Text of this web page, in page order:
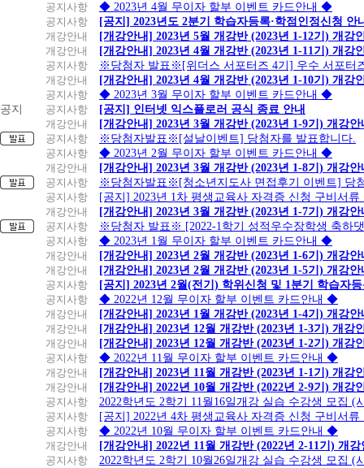
공지사항
◆ 2023년 4월 무이자 할부 이벤트 카드안내 ◆
공지사항
[공지] 2023년도 2분기 학습자등록·학점인정신청 안
개강안내
[개강안내] 2023년 5월 개강반 (2023년 1-12기) 개강
개강안내
[개강안내] 2023년 4월 개강반 (2023년 1-11기) 개강
공지사항
※당첨자 발표※[위더스 서포터즈 4기] 우수 서포터
개강안내
[개강안내] 2023년 4월 개강반 (2023년 1-10기) 개강
공지사항
◆ 2023년 3월 무이자 할부 이벤트 카드안내 ◆
공지
공지사항
[공지] 인터넷 익스플로러 공식 종료 안내
개강안내
[개강안내] 2023년 3월 개강반 (2023년 1-9기) 개강안
공지사항
※당첨자발표※[설날이벤트] 당첨자를 발표합니다.
공지사항
◆ 2023년 2월 무이자 할부 이벤트 카드안내 ◆
개강안내
[개강안내] 2023년 3월 개강반 (2023년 1-8기) 개강안
공지사항
※당첨자발표※[청소년지도사 면접후기 이벤트] 당
공지사항
[공지] 2023년 1차 평생교육사 자격증 신청 구비서류
개강안내
[개강안내] 2023년 3월 개강반 (2023년 1-7기) 개강안
공지사항
※당첨자 발표※ [2022-1학기 성적우수장학생 축하
공지사항
◆ 2023년 1월 무이자 할부 이벤트 카드안내 ◆
개강안내
[개강안내] 2023년 2월 개강반 (2023년 1-6기) 개강안
개강안내
[개강안내] 2023년 2월 개강반 (2023년 1-5기) 개강안
공지사항
[공지] 2023년 2월(전기) 학위신청 및 1분기 학습자
공지사항
◆ 2022년 12월 무이자 할부 이벤트 카드안내 ◆
개강안내
[개강안내] 2023년 1월 개강반 (2023년 1-4기) 개강안
개강안내
[개강안내] 2023년 12월 개강반 (2023년 1-3기) 개강
개강안내
[개강안내] 2023년 12월 개강반 (2023년 1-2기) 개강
공지사항
◆ 2022년 11월 무이자 할부 이벤트 카드안내 ◆
개강안내
[개강안내] 2023년 11월 개강반 (2023년 1-1기) 개강
개강안내
[개강안내] 2022년 10월 개강반 (2022년 2-9기) 개강
공지사항
2022학년도 2학기 11월16일개강 실습 수강생 모집
공지사항
[공지] 2022년 4차 평생교육사 자격증 신청 구비서류
공지사항
◆ 2022년 10월 무이자 할부 이벤트 카드안내 ◆
개강안내
[개강안내] 2022년 11월 개강반 (2022년 2-11기) 개강
공지사항
2022학년도 2학기 10월26일개강 실습 수강생 모집 (